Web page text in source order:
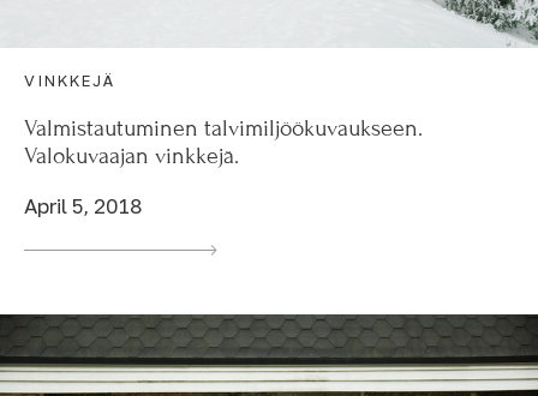
VINKKEJÄ
Valmistautuminen talvimiljöökuvaukseen.
Valokuvaajan vinkkejä.
April 5, 2018